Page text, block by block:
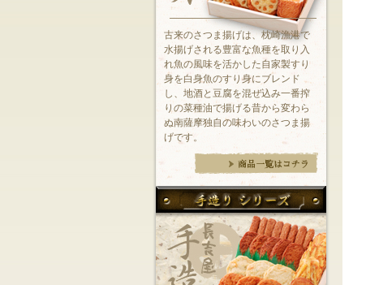
古来のさつま揚げは、枕崎漁港で
水揚げされる豊富な魚種を取り入
れ魚の風味を活かした自家製すり
身を白身魚のすり身にブレンド
し、地酒と豆腐を混ぜ込み一番搾
りの菜種油で揚げる昔から変わら
ぬ南薩摩独自の味わいのさつま揚
げです。